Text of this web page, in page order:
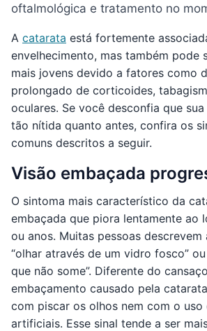
oftalmológica e tratamento no
A catarata está fortemente
envelhecimento, mas também pode
mais jovens devido a fatores como
prolongado de corticoides,
oculares. Se você desconfia que
tão nítida quanto antes, confira os
comuns descritos a seguir.
Visão embaçada
O sintoma mais característico da
embaçada que piora lentamente ao
ou anos. Muitas pessoas descrevem
“olhar através de um vidro fosco”
que não some”. Diferente do
embaçamento causado pela
com piscar os olhos nem com o uso
artificiais. Esse sinal tende a ser